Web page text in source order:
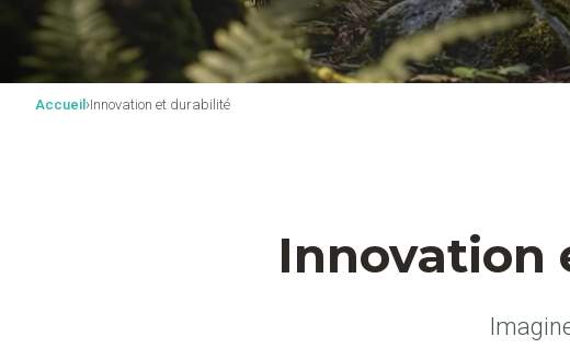
Accueil›Innovation et durabilité
Innovation